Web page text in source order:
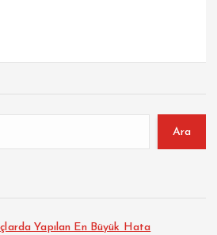
Ara
Yapılan En Büyük Hata